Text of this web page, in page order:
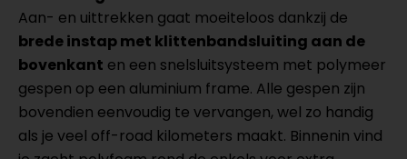
Aan- en uittrekken gaat moeiteloos dankzij de
brede instap met klittenbandsluiting aan de
bovenkant en een snelsluitsysteem met polymeer
gespen op een aluminium frame. Alle gespen zijn
bovendien eenvoudig te vervangen, wel zo handig
als je veel off-road kilometers maakt. Binnenin vind